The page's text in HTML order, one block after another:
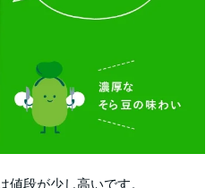
値段が少し高いです。